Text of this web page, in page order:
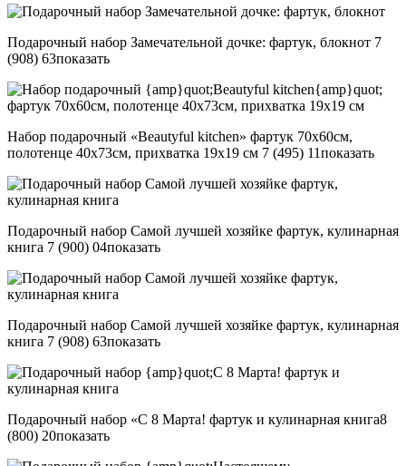
Подарочный набор Замечательной дочке: фартук, блокнот 7
(908) 63показать
Набор подарочный «Beautyful kitchen» фартук 70х60см,
полотенце 40х73см, прихватка 19х19 см 7 (495) 11показать
Подарочный набор Самой лучшей хозяйке фартук, кулинарная
книга 7 (900) 04показать
Подарочный набор Самой лучшей хозяйке фартук, кулинарная
книга 7 (908) 63показать
Подарочный набор «С 8 Марта! фартук и кулинарная книга8
(800) 20показать